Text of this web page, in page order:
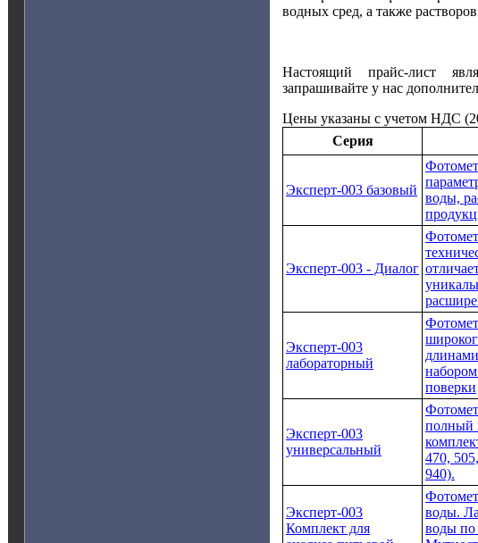
водных сред, а также
Настоящий прайс-лист
запрашивайте у нас
Цены указаны с учетом НДС
Серия
Эксперт‑003 базовый
воды,
Эксперт‑003 ‑ Диалог
Эксперт-003
лабораторный
поверки
Эксперт-003
универсальный
полный
470,
940).
Эксперт-003
Комплект для
воды.
воды по